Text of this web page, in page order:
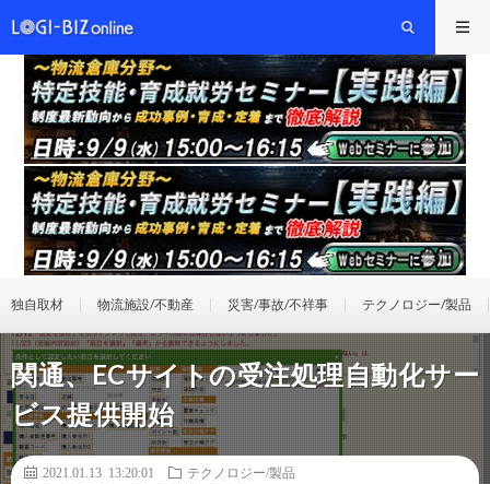
独自取材 物流施設/不動産 災害/事故/不祥事 テクノロジー/製品
関通、ECサイトの受注処理自動化サー
ビス提供開始
2021.01.13 13:20:01
テクノロジー/製品